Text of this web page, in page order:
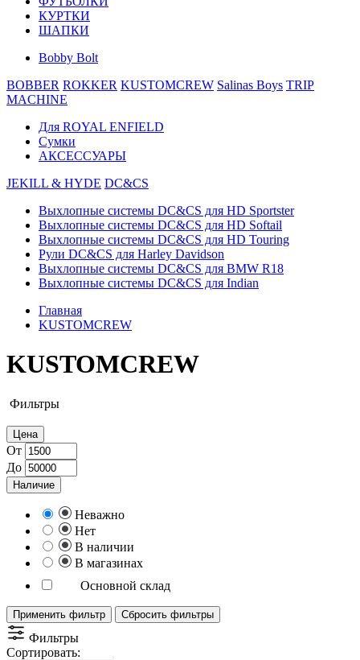
КУРТКИ
ШАПКИ
Bobby Bolt
BOBBER ROKKER KUSTOMCREW Salinas Boys TRIP
MACHINE
Для ROYAL ENFIELD
Сумки
АКСЕССУАРЫ
JEKILL & HYDE DC&CS
Выхлопные системы DC&CS для HD Sportster
Выхлопные системы DC&CS для HD Softail
Выхлопные системы DC&CS для HD Touring
Рули DC&CS для Harley Davidson
Выхлопные системы DC&CS для BMW R18
Выхлопные системы DC&CS для Indian
Главная
KUSTOMCREW
KUSTOMCREW
Фильтры
Цена
От
До
Наличие
Неважно
Нет
В наличии
В магазинах
Основной склад
Применить фильтр Сбросить фильтры
Фильтры
Сортировать: